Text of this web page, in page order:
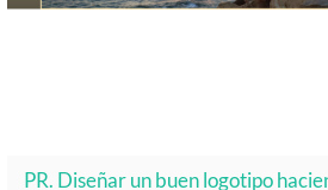
PR. Diseñar un buen logotipo